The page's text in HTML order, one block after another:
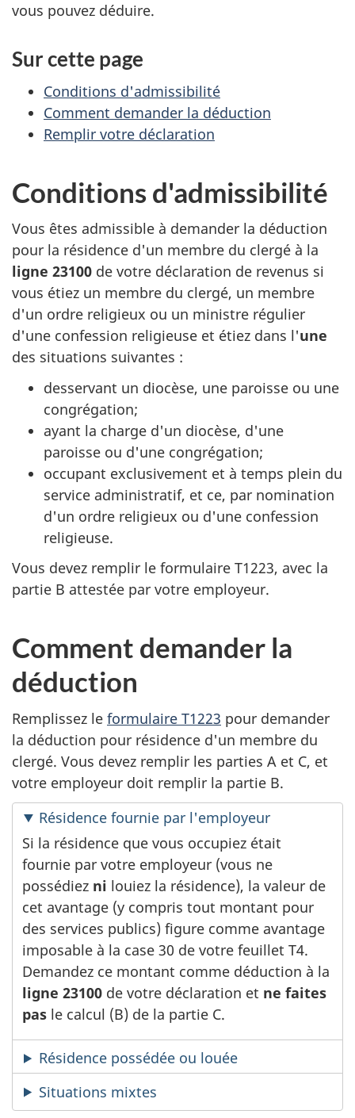
vous pouvez déduire.
Sur cette page
Conditions d'admissibilité
Comment demander la déduction
Remplir votre déclaration
Conditions d'admissibilité
Vous êtes admissible à demander la déduction
pour la résidence d'un membre du clergé à la
ligne 23100 de votre déclaration de revenus si
vous étiez un membre du clergé, un membre
d'un ordre religieux ou un ministre régulier
d'une confession religieuse et étiez dans l'une
des situations suivantes :
desservant un diocèse, une paroisse ou une
congrégation;
ayant la charge d'un diocèse, d'une
paroisse ou d'une congrégation;
occupant exclusivement et à temps plein du
service administratif, et ce, par nomination
d'un ordre religieux ou d'une confession
religieuse.
Vous devez remplir le formulaire T1223, avec la
partie B attestée par votre employeur.
Comment demander la
déduction
Remplissez le formulaire T1223 pour demander
la déduction pour résidence d'un membre du
clergé. Vous devez remplir les parties A et C, et
votre employeur doit remplir la partie B.
Résidence fournie par l'employeur
Si la résidence que vous occupiez était
fournie par votre employeur (vous ne
possédiez ni louiez la résidence), la valeur de
cet avantage (y compris tout montant pour
des services publics) figure comme avantage
imposable à la case 30 de votre feuillet T4.
Demandez ce montant comme déduction à la
ligne 23100 de votre déclaration et ne faites
pas le calcul (B) de la partie C.
Résidence possédée ou louée
Situations mixtes